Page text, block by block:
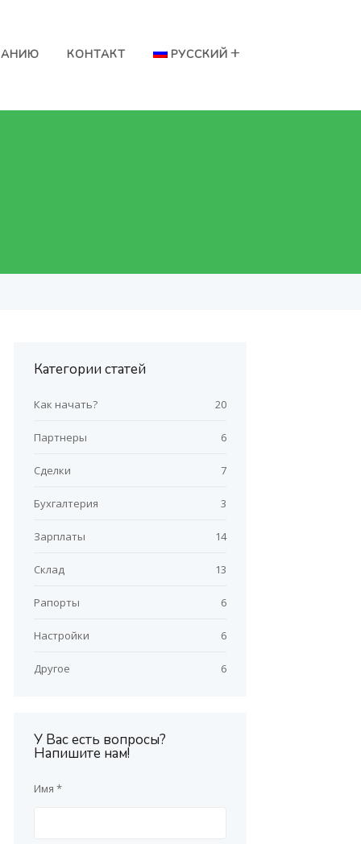
КОНТАКТ РУССКИЙ
Категории статей
Как начать? 20
Партнеры 6
Сделки 7
Бухгалтерия 3
Зарплаты 14
Склад 13
Рапорты 6
Настройки 6
Другое 6
У Вас есть вопросы?
Напишите нам!
Имя *